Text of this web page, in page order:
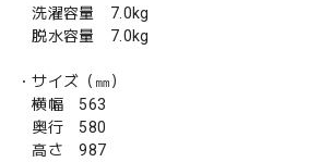
洗濯容量 7.0kg
脱水容量 7.0kg
・サイズ（㎜）
横幅 563
奥行 580
高さ 987